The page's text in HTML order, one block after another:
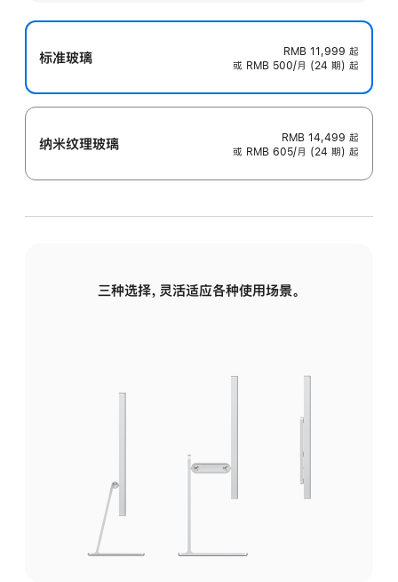
标准玻璃 RMB 11,999 起
或 RMB 500/月 (24 期) 起
纳米纹理玻璃 RMB 14,499 起
或 RMB 605/月 (24 期) 起
三种选择，灵活适应各种使用场景。